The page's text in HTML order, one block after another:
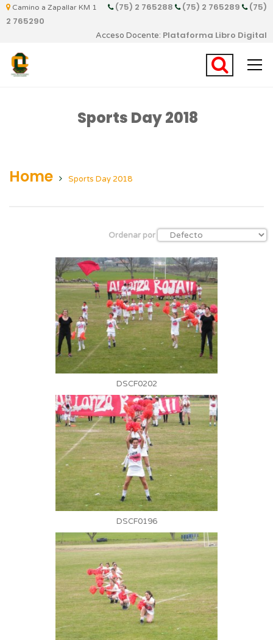
Camino a Zapallar KM 1 (75) 2 765288 (75) 2 765289
(75)
2 765290
Acceso Docente: Plataforma Libro Digital
Sports Day 2018
Home Sports Day 2018
Ordenar por
DSCF0202
DSCF0196